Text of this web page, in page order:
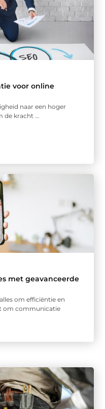
voor online
naar een hoger
kracht ...
met geavanceerde
om efficiëntie en
om communicatie